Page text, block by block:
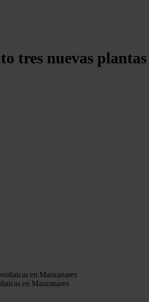
tres nuevas
en Manzanares